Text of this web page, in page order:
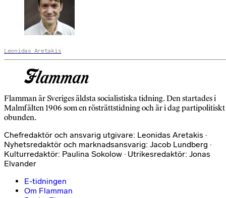
Leonidas Aretakis
Flamman är Sveriges äldsta socialistiska tidning. Den startades i
Malmfälten 1906 som en rösträttstidning och är i dag partipolitiskt
obunden.
Chefredaktör och ansvarig utgivare: Leonidas Aretakis ·
Nyhetsredaktör och marknadsansvarig: Jacob Lundberg ·
Kulturredaktör: Paulina Sokolow · Utrikesredaktör: Jonas
Elvander
E-tidningen
Om Flamman